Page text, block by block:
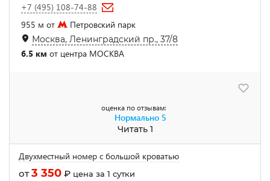
+7 (495) 108-74-88
955 м от
Петровский парк
Москва, Ленинградский пр., 37/8
6.5 км от центра МОСКВА
оценка по отзывам:
Нормально 5
Читать 1
Двухместный номер c большой кроватью
от3 350 ₽ цена за 1 сутки